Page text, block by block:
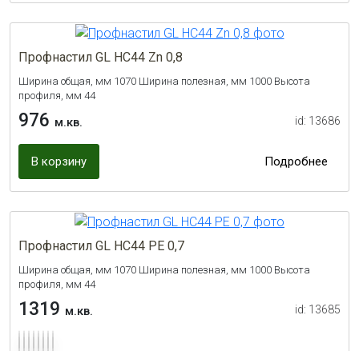
Профнастил GL НС44 Zn 0,8
Ширина общая, мм 1070 Ширина полезная, мм 1000 Высота
профиля, мм 44
976 м.кв. id: 13686
В корзину Подробнее
Профнастил GL НС44 PE 0,7
Ширина общая, мм 1070 Ширина полезная, мм 1000 Высота
профиля, мм 44
1319 м.кв. id: 13685